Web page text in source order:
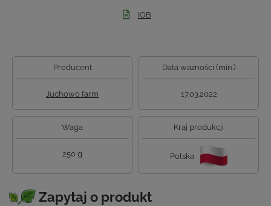
IOB
Producent
Juchowo farm
Data ważności (min.)
17.03.2022
Waga
250 g
Kraj produkcji
Polska
Zapytaj o produkt